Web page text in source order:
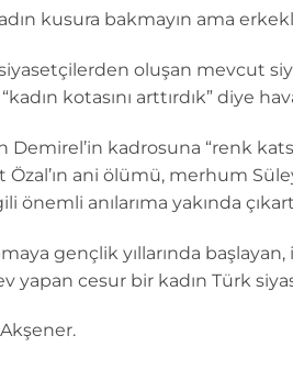
kusura bakmayın ama
oluşan mevcut
kotasını arttırdık” diye
kadrosuna “renk
Özal’ın ani ölümü, merhum
önemli anılarıma yakında
gençlik yıllarında
yapan cesur bir kadın Türk